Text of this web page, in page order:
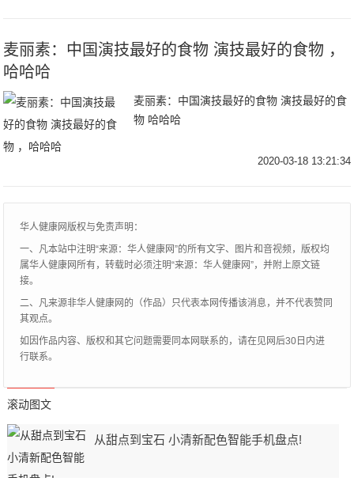
麦丽素：中国演技最好的食物 演技最好的食物 ​​​，
哈哈哈
麦丽素：中国演技最好的食物 演技最好的食
物 哈哈哈
2020-03-18 13:21:34
华人健康网版权与免责声明：
一、凡本站中注明“来源：华人健康网”的所有文字、图片和音视频，版权均
属华人健康网所有，转载时必须注明“来源：华人健康网”，并附上原文链
接。
二、凡来源非华人健康网的（作品）只代表本网传播该消息，并不代表赞同
其观点。
如因作品内容、版权和其它问题需要同本网联系的，请在见网后30日内进
行联系。
滚动图文
从甜点到宝石 小清新配色智能手机盘点!